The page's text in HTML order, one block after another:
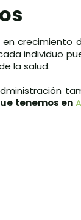
crecimiento
individuo
la salud.
tenemos en